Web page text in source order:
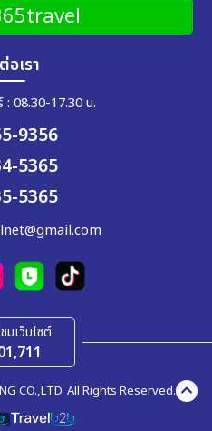
อเรา
: 08.30-17.30 น.
9356
5365
5365
มเว็บไซต์
CO.,LTD. All Rights Reserved.